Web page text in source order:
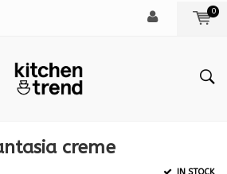
0
creme
IN STOCK